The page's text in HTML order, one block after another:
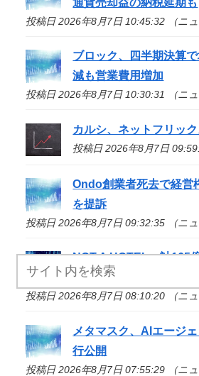
通貨売却益の納税延期も
投稿日 2026年8月7日 10:45:32 （ニュ
ブロック、四半期決算
減も営業費用増加
投稿日 2026年8月7日 10:30:31 （ニュ
カルシ、ネットフリッ
投稿日 2026年8月7日
Ondo創業者死去で経営
を提訴
投稿日 2026年8月7日 09:32:35 （ニュ
NOT A HOTEL、計165
ンド実施 トヨタ系や
投稿日 2026年8月7日 08:10:20 （ニュ
メタマスク、AIエージ
行公開
投稿日 2026年8月7日 07:55:29 （ニュ